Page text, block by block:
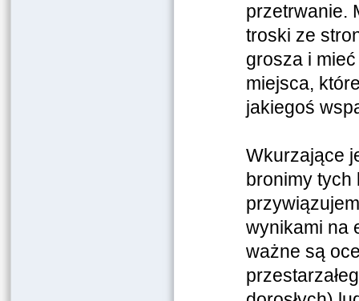
przetrwanie.
troski ze
grosza i
miejsca,
jakiegoś
Wkurzające
bronimy tych
wynikami na
ważne są